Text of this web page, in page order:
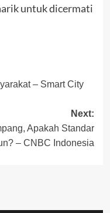
untuk dicermati
– Smart City
Next:
Apakah Standar
– CNBC Indonesia